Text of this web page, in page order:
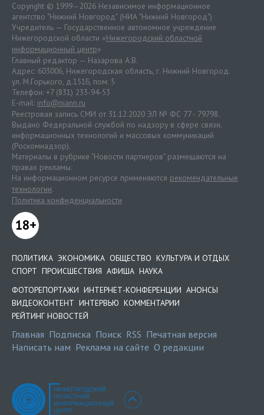
Copyright © 1999—2026 Независимое информационное
агентство "Нижний Новгород" (НИА "Нижний Новгород")
Учредитель — Государственное автономное учреждение
Нижегородской области «Нижегородский областной
информационный центр»
Главный редактор — Назарова А.В.
Адрес: 603006, Нижегородская область, г. Нижний Новгород.
ул. М.Горького, д.151Б, пом. 5
Телефон: +7 (831) 233-94-53
E-mail: info@niann.ru
Реестровая запись СМИ от 31.12.2020 ЭЛ № ФС 77 - 79798.
Выдано Федеральной службой по надзору в сфере связи,
информационных технологий и массовых коммуникаций
(Роскомнадзор).
Материалы в рубрике "Новости партнеров" размещаются на
правах рекламы.
На информационном ресурсе применяются рекомендательные
технологии.
Политика конфиденциальности
18+
ПОЛИТИКА ЭКОНОМИКА ОБЩЕСТВО КУЛЬТУРА И ОТДЫХ
СПОРТ ПРОИСШЕСТВИЯ АФИША НАУКА
ФОТОРЕПОРТАЖИ ИНТЕРНЕТ-КОНФЕРЕНЦИИ АНОНСЫ
ВИДЕОКОНТЕНТ ИНТЕРВЬЮ КОММЕНТАРИИ
РЕЙТИНГ НОВОСТЕЙ
Главная Подписка Поиск RSS Печатная версия
Написать нам Реклама на сайте О редакции